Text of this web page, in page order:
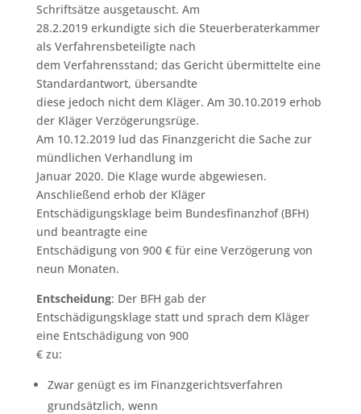
Schriftsätze ausgetauscht. Am
28.2.2019 erkundigte sich die Steuerberaterkammer
als Verfahrensbeteiligte nach
dem Verfahrensstand; das Gericht übermittelte eine
Standardantwort, übersandte
diese jedoch nicht dem Kläger. Am 30.10.2019 erhob
der Kläger Verzögerungsrüge.
Am 10.12.2019 lud das Finanzgericht die Sache zur
mündlichen Verhandlung im
Januar 2020. Die Klage wurde abgewiesen.
Anschließend erhob der Kläger
Entschädigungsklage beim Bundesfinanzhof (BFH)
und beantragte eine
Entschädigung von 900 € für eine Verzögerung von
neun Monaten.
Entscheidung: Der BFH gab der
Entschädigungsklage statt und sprach dem Kläger
eine Entschädigung von 900
€ zu:
Zwar genügt es im Finanzgerichtsverfahren
grundsätzlich, wenn